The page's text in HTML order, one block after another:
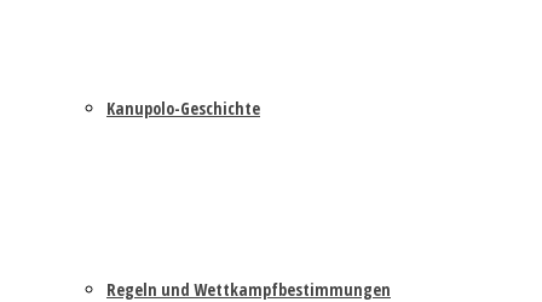
Kanupolo-Geschichte
Regeln und Wettkampfbestimmungen